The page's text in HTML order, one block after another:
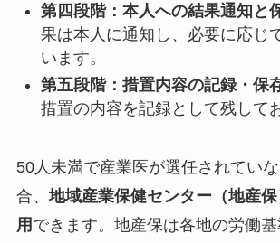
第四段階：本人への結果通知と
果は本人に通知し、必要に応じ
います。
第五段階：措置内容の記録・保
措置の内容を記録として残して
50人未満で産業医が選任されてい
合、地域産業保健センター（地産保
用 できます。地産保は各地の労働